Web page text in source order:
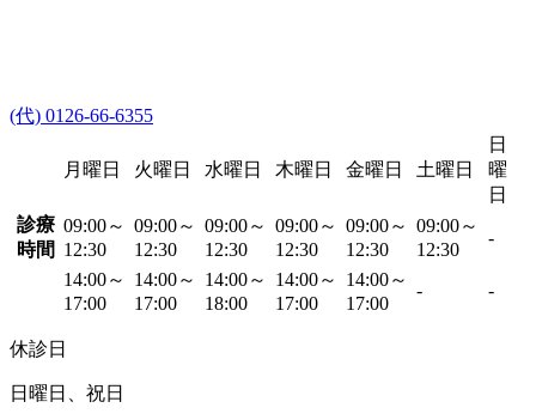
(代) 0126-66-6355
月曜日 火曜日 水曜日 木曜日 金曜日 土曜日
日
曜
日
診療
時間
09:00～
12:30
09:00～
12:30
09:00～
12:30
09:00～
12:30
09:00～
12:30
09:00～
12:30
-
14:00～
17:00
14:00～
17:00
14:00～
18:00
14:00～
17:00
14:00～
17:00
- -
休診日
日曜日、祝日